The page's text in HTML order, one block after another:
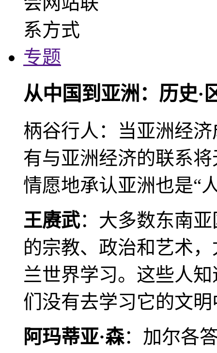
专题
从中国到亚洲：历史·
柄谷行人：当亚洲经
有与亚洲经济的联系
情愿地承认亚洲也是“
王赓武：大多数东南
的宗教、政治和艺术
兰世界学习。这些人
们没有去学习它的文
阿玛蒂亚·森：加尔各